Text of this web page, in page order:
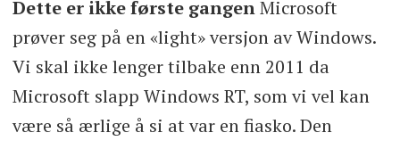
Dette er ikke første gangenMicrosoft
prøver seg på en «light» versjon av Windows.
Vi skal ikke lenger tilbake enn 2011 da
Microsoft slapp Windows RT, som vi vel kan
være så ærlige å si at var en fiasko. Den